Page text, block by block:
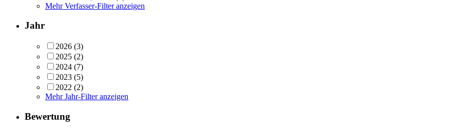
Mehr Verfasser-Filter anzeigen
Jahr
2026 (3)
2025 (2)
2024 (7)
2023 (5)
2022 (2)
Mehr Jahr-Filter anzeigen
Bewertung